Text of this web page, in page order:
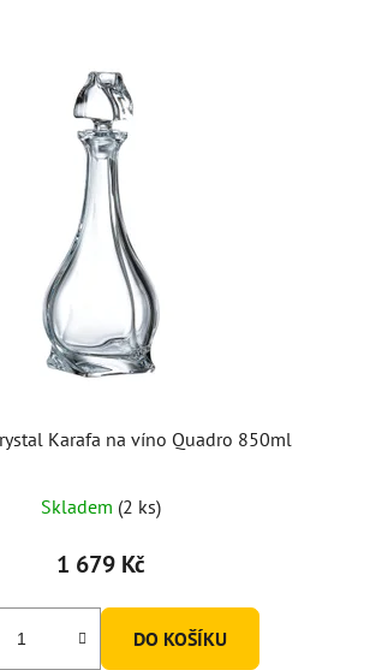
Karafa na víno Quadro 850ml
Skladem (2 ks)
1 679 Kč
DO KOŠÍKU